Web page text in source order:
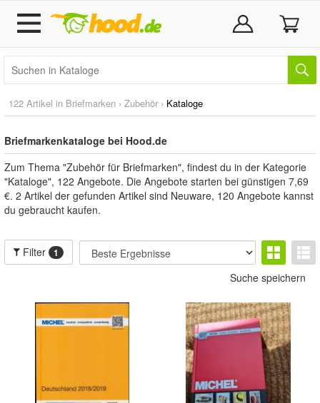
122 Artikel in Briefmarken › Zubehör › Kataloge
Briefmarkenkataloge bei Hood.de
Zum Thema "Zubehör für Briefmarken", findest du in der Kategorie
"Kataloge", 122 Angebote. Die Angebote starten bei günstigen 7,69
€. 2 Artikel der gefunden Artikel sind Neuware, 120 Angebote kannst
du gebraucht kaufen.
Filter 1
Suche speichern